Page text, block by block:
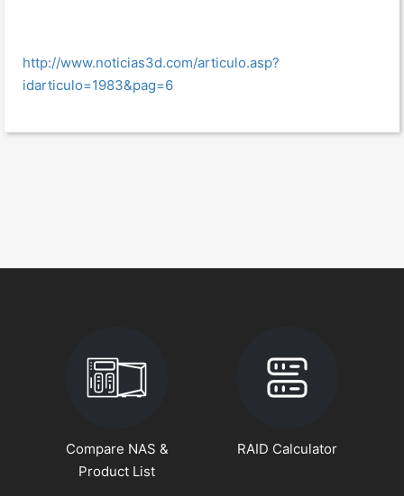
http://www.noticias3d.com/articulo.asp?
idarticulo=1983&pag=6
Compare NAS &
Product List
RAID Calculator